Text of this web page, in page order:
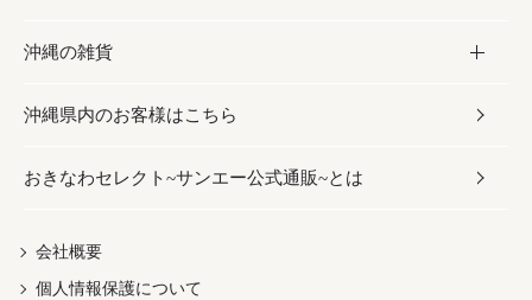
乾物／粉類
しょうゆ
みそ
だし／スパイス／島唐辛子
伝統菓子
スナック
おつまみ
紅芋
ビール・チューハイ
ワイン・ウィスキー・カクテル
ドリンク
茶葉
スキンケア
ボディケア
ヘアケア
UVケア
かりゆしウェア
メンズ
レディース
沖縄の雑貨
雑貨
沖縄ファッション
伝統工芸品
沖縄県内のお客様はこちら
おきなわセレクト~サンエー公式通販~とは
会社概要
個人情報保護について